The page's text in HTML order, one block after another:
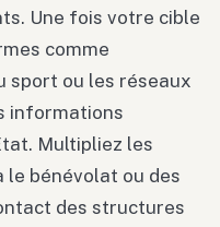
Une fois votre cible
comme
sport ou les réseaux
informations
Multipliez les
le bénévolat ou des
des structures